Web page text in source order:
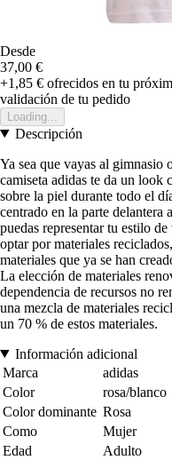
Desde
37,00 €
+1,85 € ofrecidos en tu
validación de tu pedido
Loading...
Descripción
Ya sea que vayas al gimnasio
camiseta adidas te da un look
sobre la piel durante todo el
centrado en la parte delantera
puedas representar tu estilo
optar por materiales
materiales que ya se han
La elección de materiales
dependencia de recursos no
una mezcla de materiales
un 70 % de estos materiales.
Información adicional
Marca
adidas
Color
rosa/blanco
Color dominante Rosa
Como
Mujer
Edad
Adulto